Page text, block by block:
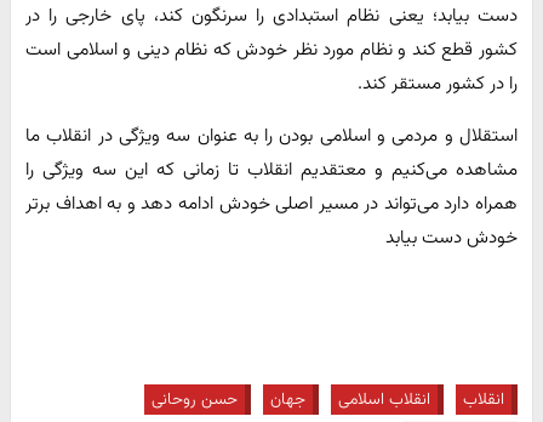
دست بیابد؛ یعنی نظام استبدادی را سرنگون کند، پای خارجی را در
کشور قطع کند و نظام مورد نظر خودش که نظام دینی و اسلامی است
را در کشور مستقر کند.
استقلال و مردمی و اسلامی بودن را به عنوان سه ویژگی در انقلاب ما
مشاهده می‌کنیم و معتقدیم انقلاب تا زمانی که این سه ویژگی را
همراه دارد می‌تواند در مسیر اصلی خودش ادامه دهد و به اهداف برتر
خودش دست بیابد
انقلاب انقلاب اسلامی جهان
حسن روحانی